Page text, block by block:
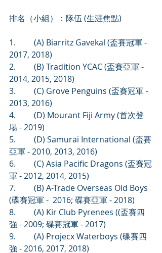
排名（小組）：隊伍 (生涯焦點)
1.         (A) Biarritz Gavekal (盃賽冠軍 -
2017, 2018)
2.         (B) Tradition YCAC (盃賽亞軍 -
2014, 2015, 2018)
3.         (C) Grove Penguins (盃賽冠軍 -
2013, 2016)
4.         (D) Mourant Fiji Army (首次登
場 - 2019)
5.         (D) Samurai International (盃賽
亞軍 - 2010, 2013, 2016)
6.         (C) Asia Pacific Dragons (盃賽冠
軍 - 2012, 2014, 2015)
7.         (B) A-Trade Overseas Old Boys
(碟賽冠軍 -  2016; 碟賽亞軍 - 2018)
8.         (A) Kir Club Pyrenees ((盃賽四
強 - 2009; 碟賽冠軍 - 2017)
9.         (A) Projecx Waterboys (碟賽四
強 - 2016, 2017, 2018)